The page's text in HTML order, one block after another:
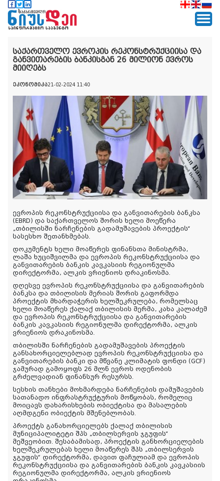
საქართველო ევროპის რეკონსტრუქციისა და
განვითარების ბანკისგან 26 მილიონ ევროს
მიიღებს
ეკონომიკა21-02-2024 11:40
ევროპის რეკონსტრუქციისა და განვითარების ბანკსა
(EBRD) და საქართველოს შორის ხელი მოეწერა
„თბილისში ნარჩენების გადამუშავების პროექტის“
სასესხო შეთანხმებას.
დოკუმენტს ხელი მოაწერეს ფინანსთა მინისტრმა,
ლაშა ხუციშვილმა და ევროპის რეკონსტრუქციისა და
განვითარების ბანკის კავკასიის რეგიონულმა
დირექტორმა, ალკის ვრიენიოს დრაკინოსმა.
დღესვე ევროპის რეკონსტრუქციისა და განვითარების
ბანკსა და თბილისის მერიას შორის გაფორმდა
პროექტის მხარდაჭერის ხელშეკრულება, რომელსაც
ხელი მოაწერეს ქალაქ თბილისის მერმა, კახა კალაძემ
და ევროპის რეკონსტრუქციისა და განვითარების
ბანკის კავკასიის რეგიონულმა დირექტორმა, ალკის
ვრიენიოს დრაკინოსმა.
თბილისში ნარჩენების გადამუშავების პროექტის
განსახორციელებლად ევროპის რეკონსტრუქციისა და
განვითარების ბანკი და მწვანე კლიმატის ფონდი (GCF)
ჯამურად გამოყოფს 26 მლნ ევროს ოდენობის
გრძელვადიან ფინანსურ რესურსს.
სესხის თანხები მოხმარდება ნარჩენების დამუშავების
სათანადო ინფრასტრუქტურის მოწყობას, რომელიც
მოიცავს დახარისხების ობიექტისა და მასალების
აღმდგენი ობიექტის მშენებლობას.
პროექტს განახორციელებს ქალაქ თბილისის
მუნიციპალიტეტი შპს „თბილსერვის ჯგუფის“
მეშვეობით. შესაბამისად, პროექტის განხორციელების
ხელშეკრულებას ხელი მოაწერეს შპს „თბილსერვის
ჯგუფის“ დირექტორმა, დავით ფაჩულიამ და ევროპის
რეკონსტრუქციისა და განვითარების ბანკის კავკასიის
რეგიონულმა დირექტორმა, ალკის ვრიენიოს